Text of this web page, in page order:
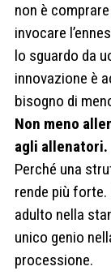
non è
invocare
lo sguardo da
innovazione è
bisogno di
Non meno
agli allenatori.
Perché una
rende più
adulto nella
unico genio
processione.